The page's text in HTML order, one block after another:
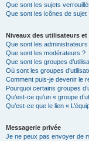
Que sont les sujets
Que sont les icônes de sujet
Niveaux des utilisateurs
Que sont les administrateurs
Que sont les modérateurs ?
Que sont les groupes
Où sont les groupes
Comment puis-je devenir le
Pourquoi certains groupes
Qu’est-ce qu’un « groupe
Qu’est-ce que le lien «
Messagerie privée
Je ne peux pas envoyer de